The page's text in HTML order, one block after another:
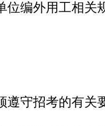
位编外用工相关
遵守招考的有关